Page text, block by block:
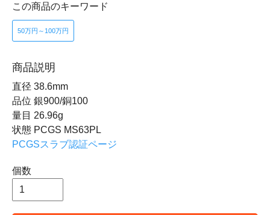
この商品のキーワード
50万円～100万円
商品説明
直径 38.6mm
品位 銀900/銅100
量目 26.96g
状態 PCGS MS63PL
PCGSスラブ認証ページ
個数